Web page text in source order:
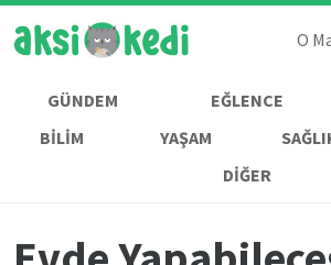
O
GÜNDEM EĞLENCE
BİLİM
YAŞAM
DİĞER